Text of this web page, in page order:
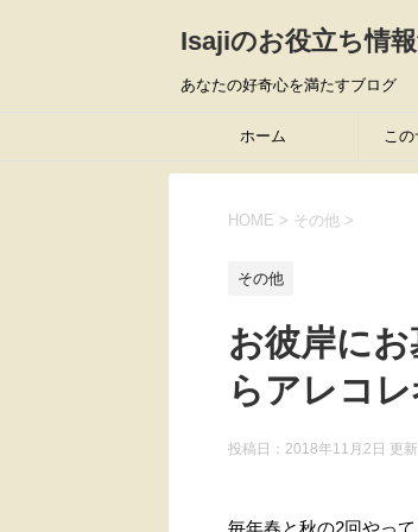
Isajiのお役立ち情
あなたの好奇心を満たすブログ
ホーム こ
HOME > その他 >
その他
お彼岸に
らアレコ
投稿日：2018年11月2日 更新
毎年春と秋の2回やっ